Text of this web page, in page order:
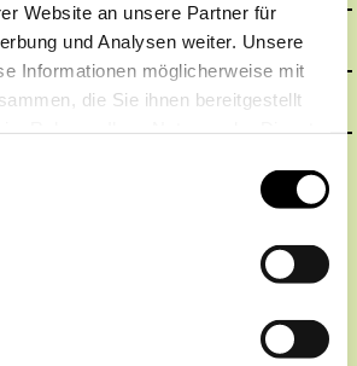
Website an unsere Partner für
und Analysen weiter. Unsere
Informationen möglicherweise mit
die Sie ihnen bereitgestellt